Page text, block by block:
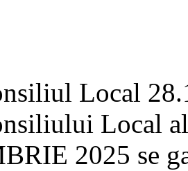
Local
Local
2025 se